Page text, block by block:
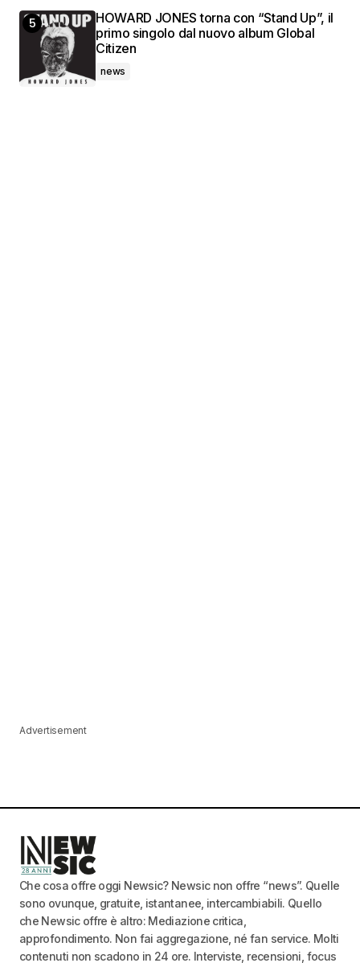
HOWARD JONES torna con “Stand Up”, il
primo singolo dal nuovo album Global
Citizen
news
Advertisement
Che cosa offre oggi Newsic? Newsic non offre “news”. Quelle
sono ovunque, gratuite, istantanee, intercambiabili. Quello
che Newsic offre è altro: Mediazione critica,
approfondimento. Non fai aggregazione, né fan service. Molti
contenuti non scadono in 24 ore. Interviste, recensioni, focus